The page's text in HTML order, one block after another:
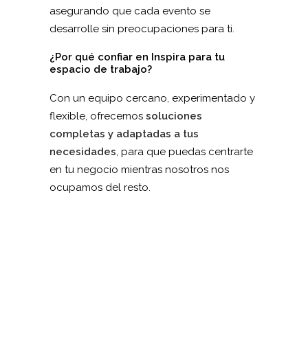
asegurando que cada evento se
desarrolle sin preocupaciones para ti.
¿Por qué confiar en Inspira para tu
espacio de trabajo?
Con un equipo cercano, experimentado y
flexible, ofrecemos soluciones
completas y adaptadas a tus
necesidades, para que puedas centrarte
en tu negocio mientras nosotros nos
ocupamos del resto.